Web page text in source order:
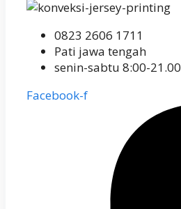
0823 2606 1711
Pati jawa tengah
senin-sabtu 8:00-21.00
Facebook-f